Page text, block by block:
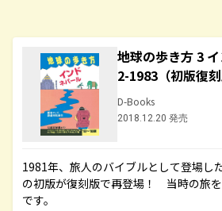
地球の歩き方 3
2-1983（初版復刻
D-Books
2018.12.20 発売
1981年、旅人のバイブルとして登場し
の初版が復刻版で再登場！ 当時の旅
です。